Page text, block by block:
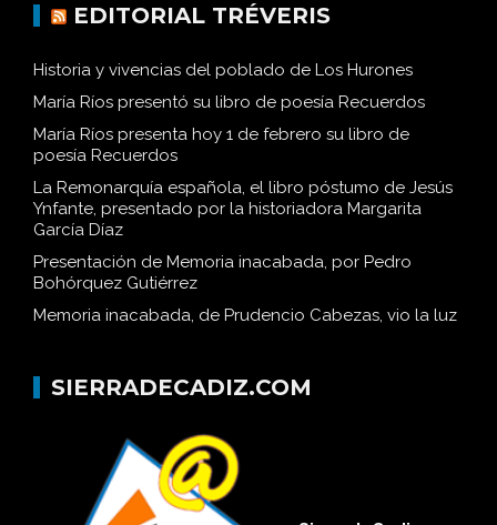
EDITORIAL TRÉVERIS
Historia y vivencias del poblado de Los Hurones
María Ríos presentó su libro de poesía Recuerdos
María Ríos presenta hoy 1 de febrero su libro de
poesía Recuerdos
La Remonarquía española, el libro póstumo de Jesús
Ynfante, presentado por la historiadora Margarita
García Díaz
Presentación de Memoria inacabada, por Pedro
Bohórquez Gutiérrez
Memoria inacabada, de Prudencio Cabezas, vio la luz
SIERRADECADIZ.COM